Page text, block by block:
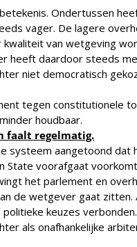
Ondertussen
vager. De lagere
kwaliteit van wetgeving
heeft daardoor steeds
niet democratisch
tegen constitutionele
houdbaar.
faalt regelmatig.
systeem aangetoond
State voorafgaat
het parlement en
de wetgever gaat
keuzes
als onafhankelijke